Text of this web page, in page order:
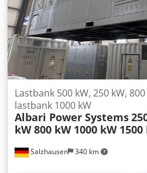
Salzhausen 340 km
Lastbank 500 kW, 250 kW, 800
lastbank 1000 kW
Albari Power Systems
kW 800 kW 1000 kW 1500